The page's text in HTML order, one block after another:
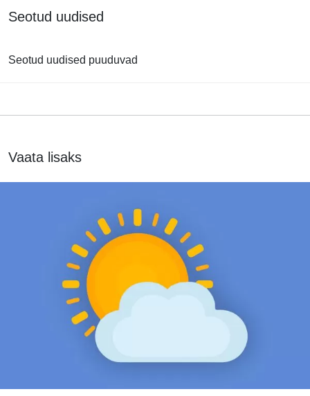
Seotud uudised
Seotud uudised puuduvad
Vaata lisaks